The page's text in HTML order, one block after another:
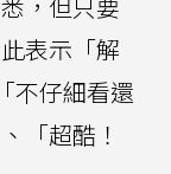
表示「解
不仔細看還
「超酷！